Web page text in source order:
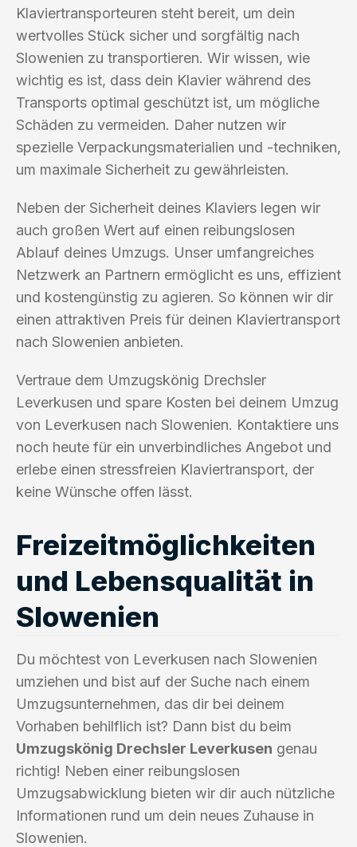
Klaviertransporteuren steht bereit, um dein
wertvolles Stück sicher und sorgfältig nach
Slowenien zu transportieren. Wir wissen, wie
wichtig es ist, dass dein Klavier während des
Transports optimal geschützt ist, um mögliche
Schäden zu vermeiden. Daher nutzen wir
spezielle Verpackungsmaterialien und -techniken,
um maximale Sicherheit zu gewährleisten.
Neben der Sicherheit deines Klaviers legen wir
auch großen Wert auf einen reibungslosen
Ablauf deines Umzugs. Unser umfangreiches
Netzwerk an Partnern ermöglicht es uns, effizient
und kostengünstig zu agieren. So können wir dir
einen attraktiven Preis für deinen Klaviertransport
nach Slowenien anbieten.
Vertraue dem Umzugskönig Drechsler
Leverkusen und spare Kosten bei deinem Umzug
von Leverkusen nach Slowenien. Kontaktiere uns
noch heute für ein unverbindliches Angebot und
erlebe einen stressfreien Klaviertransport, der
keine Wünsche offen lässt.
Freizeitmöglichkeiten
und Lebensqualität in
Slowenien
Du möchtest von Leverkusen nach Slowenien
umziehen und bist auf der Suche nach einem
Umzugsunternehmen, das dir bei deinem
Vorhaben behilflich ist? Dann bist du beim
Umzugskönig Drechsler Leverkusen genau
richtig! Neben einer reibungslosen
Umzugsabwicklung bieten wir dir auch nützliche
Informationen rund um dein neues Zuhause in
Slowenien.